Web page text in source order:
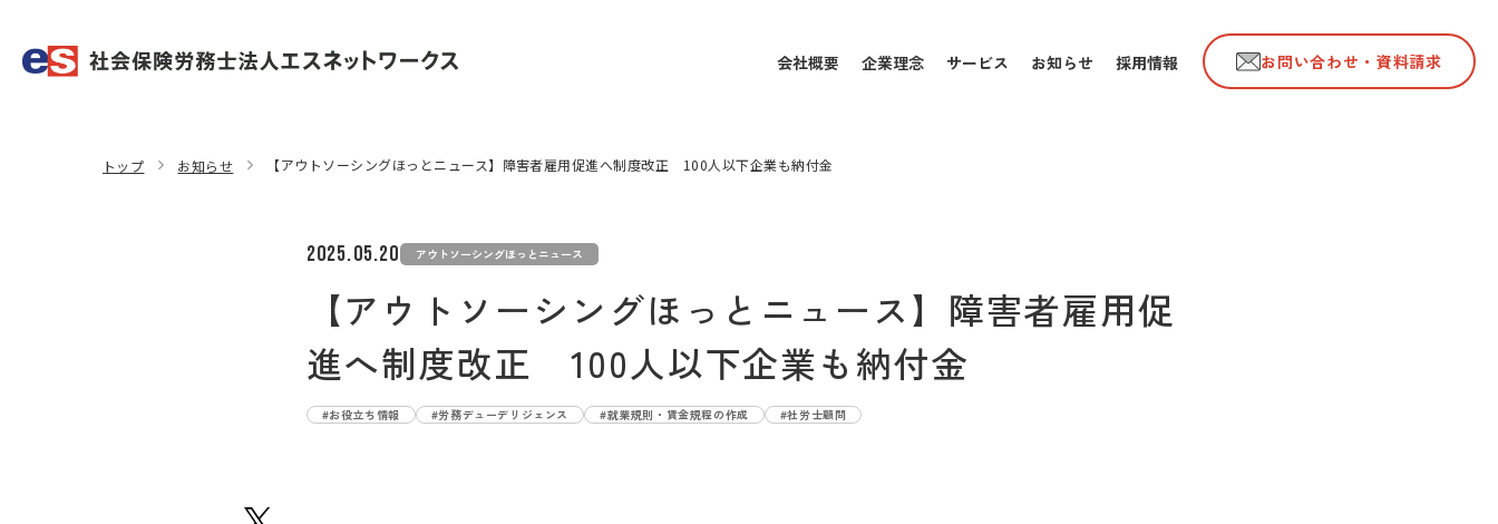
会社概要 企業理念 サービス お知らせ 採用情報 お問い合わせ・資料請求
トップ お知らせ 【アウトソーシングほっとニュース】障害者雇用促進へ制度改正 100人以下企業も納付金
2025.05.20 アウトソーシングほっとニュース
【アウトソーシングほっとニュース】障害者雇用促
進へ制度改正 100人以下企業も納付金
#お役立ち情報 #労務デューデリジェンス #就業規則・賃金規程の作成 #社労士顧問